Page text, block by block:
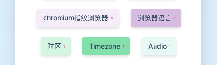
chromium指纹浏览器 11 浏览器语言 1
时区 1 Timezone 1 Audio 1